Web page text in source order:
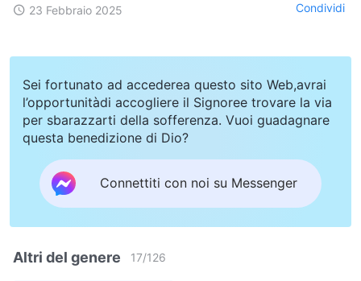
23 Febbraio 2025 Condividi
Sei fortunato ad accederea questo sito Web,avrai
l’opportunitàdi accogliere il Signoree trovare la via
per sbarazzarti della sofferenza. Vuoi guadagnare
questa benedizione di Dio?
Connettiti con noi su Messenger
Altri del genere 17/126